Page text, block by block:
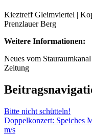
Kieztreff Gleimviertel |
Prenzlauer Berg
Weitere Informationen:
Neues vom Stauraumkanal
Zeitung
Bitte nicht schütteln!
Doppelkonzert: Speiches
m/s